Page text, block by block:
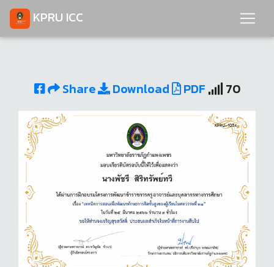
KPRU ICC
Share Download PDF 70